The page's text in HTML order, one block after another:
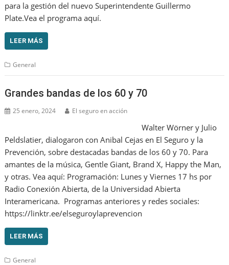
para la gestión del nuevo Superintendente Guillermo
Plate.Vea el programa aquí.
LEER MÁS
General
Grandes bandas de los 60 y 70
25 enero, 2024 El seguro en acción
Walter Wörner y Julio
Peldslatier, dialogaron con Anibal Cejas en El Seguro y la
Prevención, sobre destacadas bandas de los 60 y 70. Para
amantes de la música, Gentle Giant, Brand X, Happy the Man,
y otras. Vea aquí: Programación: Lunes y Viernes 17 hs por
Radio Conexión Abierta, de la Universidad Abierta
Interamericana. Programas anteriores y redes sociales:
https://linktr.ee/elseguroylaprevencion
LEER MÁS
General